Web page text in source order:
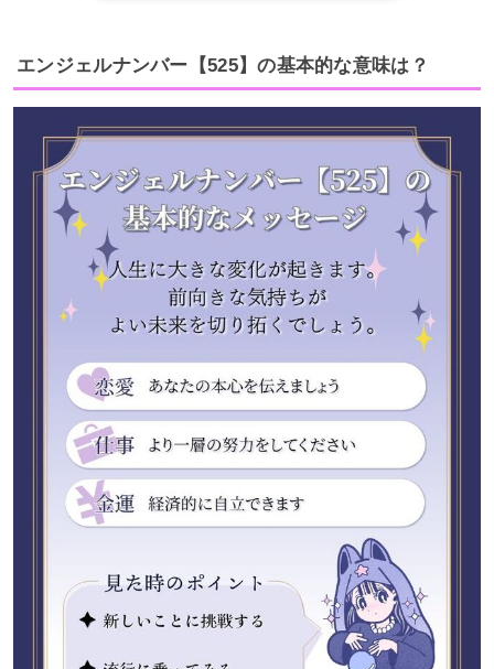
エンジェルナンバー【525】の基本的な意味は？